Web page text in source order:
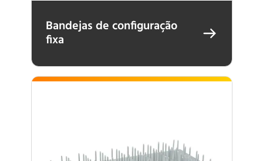
Bandejas de configuração
fixa